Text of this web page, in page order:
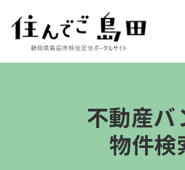
島田に住む 不動産バンク物件検
不動産バ
物件検